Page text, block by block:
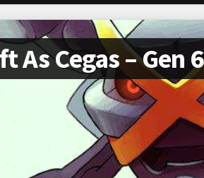
As Cegas – Gen 6